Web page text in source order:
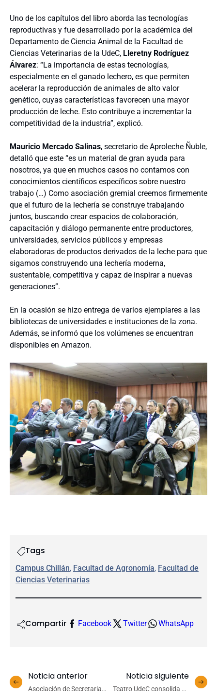
Uno de los capítulos del libro aborda las tecnologías
reproductivas y fue desarrollado por la académica del
Departamento de Ciencia Animal de la Facultad de
Ciencias Veterinarias de la UdeC, Lleretny Rodríguez
Álvarez: “La importancia de estas tecnologías,
especialmente en el ganado lechero, es que permiten
acelerar la reproducción de animales de alto valor
genético, cuyas características favorecen una mayor
producción de leche. Esto contribuye a incrementar la
competitividad de la industria”, explicó.
Mauricio Mercado Salinas, secretario de Aproleche Ñuble,
detalló que este “es un material de gran ayuda para
nosotros, ya que en muchos casos no contamos con
conocimientos científicos específicos sobre nuestro
trabajo (…) Como asociación gremial creemos firmemente
que el futuro de la lechería se construye trabajando
juntos, buscando crear espacios de colaboración,
capacitación y diálogo permanente entre productores,
universidades, servicios públicos y empresas
elaboradoras de productos derivados de la leche para que
sigamos construyendo una lechería moderna,
sustentable, competitiva y capaz de inspirar a nuevas
generaciones”.
En la ocasión se hizo entrega de varios ejemplares a las
bibliotecas de universidades e instituciones de la zona.
Además, se informó que los volúmenes se encuentran
disponibles en Amazon.
Tags
Campus Chillán, Facultad de Agronomía, Facultad de
Ciencias Veterinarias
Compartir Facebook Twitter WhatsApp
Noticia anterior
Asociación de Secretarias
Noticia siguiente
Teatro UdeC consolida su